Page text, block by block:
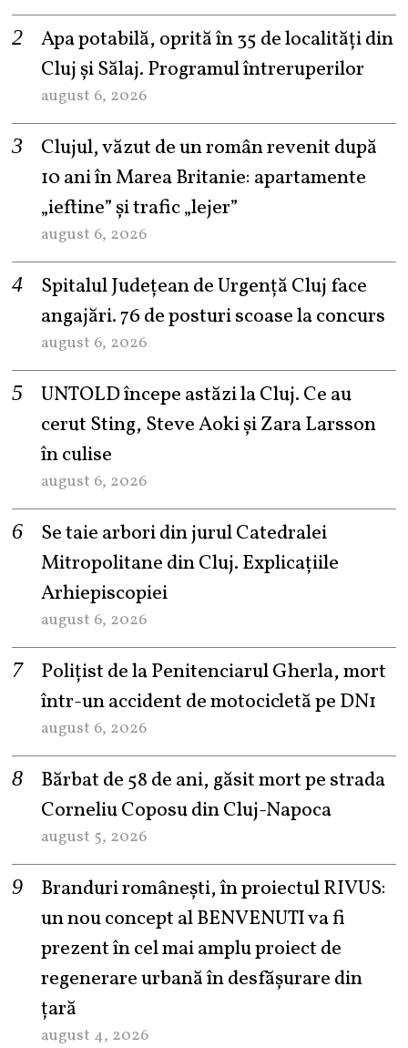
Apa potabilă, oprită în 35 de localități din
Cluj și Sălaj. Programul întreruperilor
august 6, 2026
Clujul, văzut de un român revenit după
10 ani în Marea Britanie: apartamente
„ieftine” și trafic „lejer”
august 6, 2026
Spitalul Județean de Urgență Cluj face
angajări. 76 de posturi scoase la concurs
august 6, 2026
UNTOLD începe astăzi la Cluj. Ce au
cerut Sting, Steve Aoki și Zara Larsson
în culise
august 6, 2026
Se taie arbori din jurul Catedralei
Mitropolitane din Cluj. Explicațiile
Arhiepiscopiei
august 6, 2026
Polițist de la Penitenciarul Gherla, mort
într-un accident de motocicletă pe DN1
august 6, 2026
Bărbat de 58 de ani, găsit mort pe strada
Corneliu Coposu din Cluj-Napoca
august 5, 2026
Branduri românești, în proiectul RIVUS:
un nou concept al BENVENUTI va fi
prezent în cel mai amplu proiect de
regenerare urbană în desfășurare din
țară
august 4, 2026